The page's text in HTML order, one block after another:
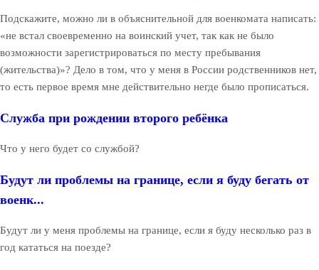
Подскажите, можно ли в объяснительной для военкомата написать:
«не встал своевременно на воинский учет, так как не было
возможности зарегистрироваться по месту пребывания
(жительства)»? Дело в том, что у меня в России родственников нет,
то есть первое время мне действительно негде было прописаться.
Служба при рождении второго ребёнка
Что у него будет со службой?
Будут ли проблемы на границе, если я буду бегать от
военк...
Будут ли у меня проблемы на границе, если я буду несколько раз в
год кататься на поезде?